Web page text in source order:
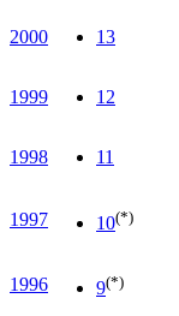
2000 13
1999 12
1998 11
1997 10(*)
1996 9(*)